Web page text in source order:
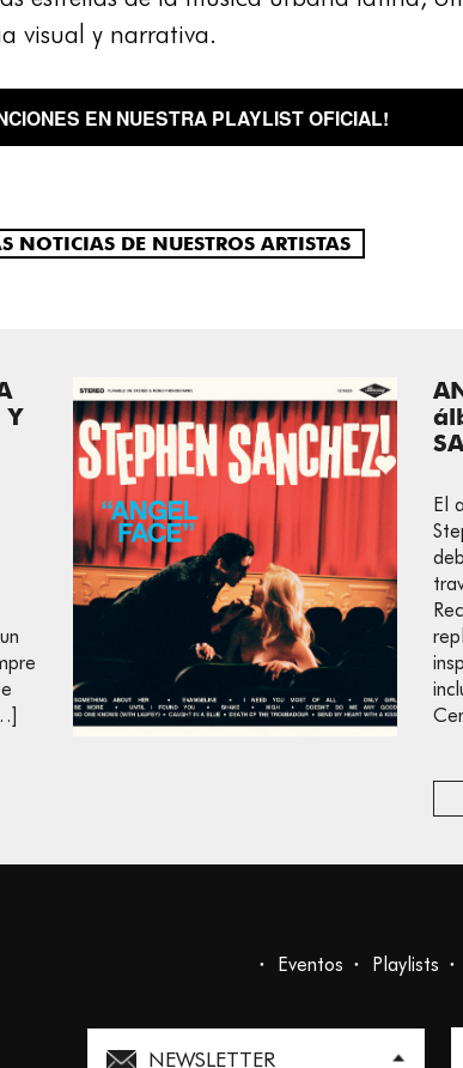
visual y narrativa.
EN NUESTRA PLAYLIST OFICIAL!
NOTICIAS DE NUESTROS ARTISTAS
Y
El
NEWSLETTER
Eventos Playlists